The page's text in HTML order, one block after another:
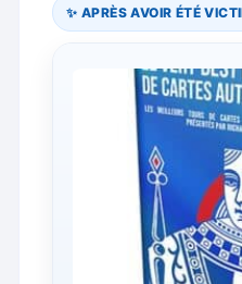
✨ APRÈS AVOIR ÉTÉ